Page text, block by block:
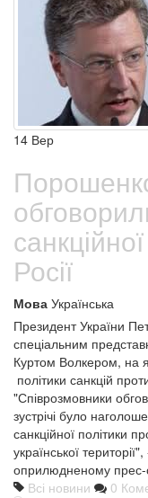
14 Вер
Росії
Мова Українська
Президент України
спеціальним
Куртом Волкером, на
політики санкцій
"Співрозмовники
зустрічі було
санкційної політики
української
оприлюдненому прес-
Всі новини
0